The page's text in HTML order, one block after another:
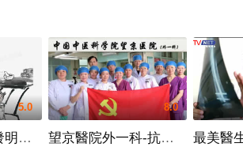
5.0
明了中醫？
8.0
望京醫院外一科-抗疫紀實